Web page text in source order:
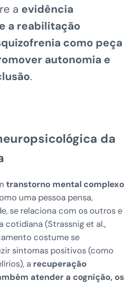
a evidência
a reabilitação
como peça
autonomia e
.
da
transtorno mental complexo
uma pessoa pensa,
se relaciona com os outros e
cotidiana (Strassnig et al.,
costume se
sintomas positivos (como
a recuperação
atender a cognição, os